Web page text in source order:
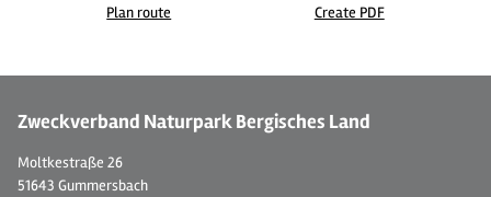
Plan route Create PDF
Zweckverband Naturpark Bergisches Land
Moltkestraße 26
51643 Gummersbach